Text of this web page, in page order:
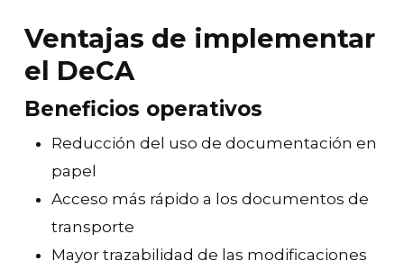
Ventajas de implementar
el DeCA
Beneficios operativos
Reducción del uso de documentación en
papel
Acceso más rápido a los documentos de
transporte
Mayor trazabilidad de las modificaciones